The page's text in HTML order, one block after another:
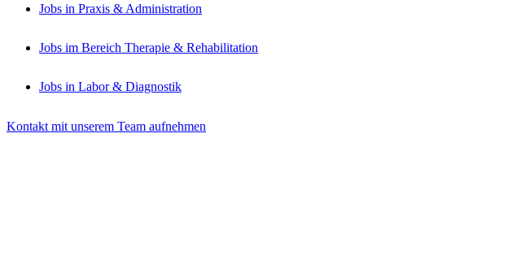
Jobs in Praxis & Administration
Jobs im Bereich Therapie & Rehabilitation
Jobs in Labor & Diagnostik
Kontakt mit unserem Team aufnehmen